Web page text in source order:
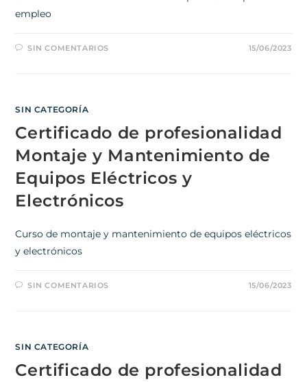
empleo
SIN COMENTARIOS 15/06/2023
SIN CATEGORÍA
Certificado de profesionalidad
Montaje y Mantenimiento de
Equipos Eléctricos y
Electrónicos
Curso de montaje y mantenimiento de equipos eléctricos
y electrónicos
SIN COMENTARIOS 15/06/2023
SIN CATEGORÍA
Certificado de profesionalidad